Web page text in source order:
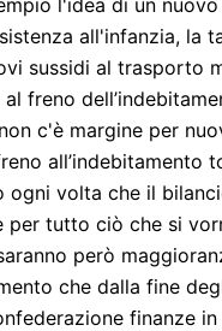
all'infanzia, la
sussidi al trasporto
freno
c'è margine per
all’indebitamento
volta che il
per tutto ciò che si
però
che dalla fine
finanze